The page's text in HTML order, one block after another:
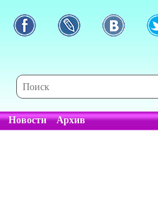
Новости Архив